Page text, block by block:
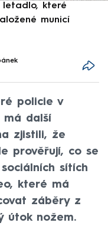
letadlo, které
municí
policie v
má další
zjistili, že
prověřují, co se
sítích
které má
záběry z
útok nožem.